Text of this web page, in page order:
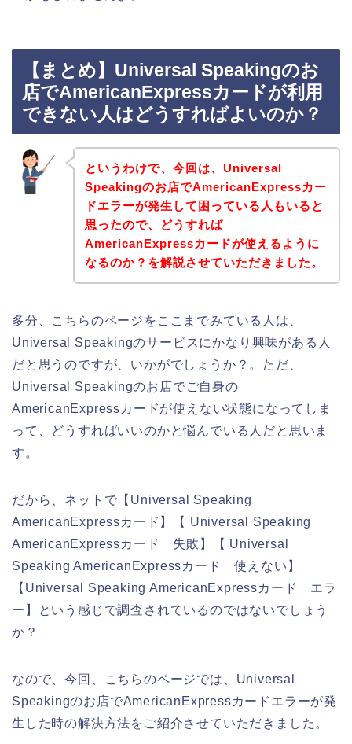
【まとめ】Universal Speakingのお
店でAmericanExpressカードが利用
できない人はどうすればよいのか？
というわけで、今回は、Universal
Speakingのお店でAmericanExpressカー
ドエラーが発生して困っている人もいると
思ったので、どうすれば
AmericanExpressカードが使えるように
なるのか？を解説させていただきました。
多分、こちらのページをここまでみている人は、
Universal Speakingのサービスにかなり興味がある人
だと思うのですが、いかがでしょうか？。ただ、
Universal Speakingのお店でご自身の
AmericanExpressカードが使えない状態になってしま
って、どうすればいいのかと悩んでいる人だと思いま
す。
だから、ネットで【Universal Speaking
AmericanExpressカード】【 Universal Speaking
AmericanExpressカード 失敗】【 Universal
Speaking AmericanExpressカード 使えない】
【Universal Speaking AmericanExpressカード エラ
ー】という感じで調査されているのではないでしょう
か？
なので、今回、こちらのページでは、Universal
Speakingのお店でAmericanExpressカードエラーが発
生した時の解決方法をご紹介させていただきました。